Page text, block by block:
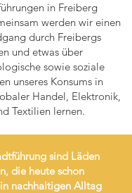
in Freiberg
werden wir einen
durch Freibergs
und etwas über
sowie soziale
unseres Konsums in
Handel, Elektronik,
Textilien lernen.
sind Läden
die heute schon
nachhaltigen Alltag